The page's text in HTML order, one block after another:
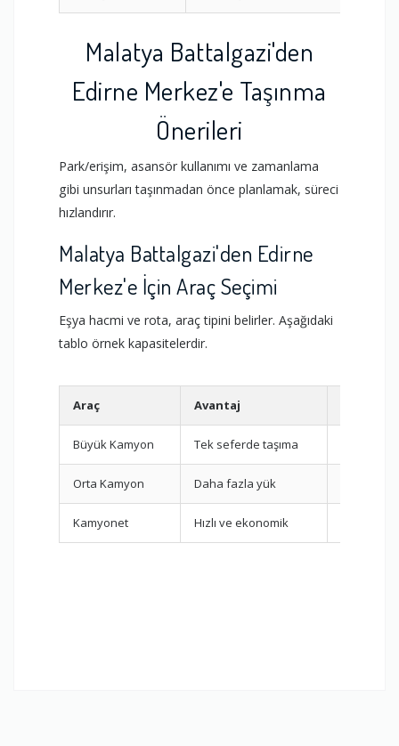
Malatya Battalgazi'den
Edirne Merkez'e Taşınma
Önerileri
Park/erişim, asansör kullanımı ve zamanlama
gibi unsurları taşınmadan önce planlamak, süreci
hızlandırır.
Malatya Battalgazi'den Edirne
Merkez'e İçin Araç Seçimi
Eşya hacmi ve rota, araç tipini belirler. Aşağıdaki
tablo örnek kapasitelerdir.
Araç Avantaj
Büyük Kamyon Tek seferde taşıma
Orta Kamyon Daha fazla yük
Kamyonet Hızlı ve ekonomik